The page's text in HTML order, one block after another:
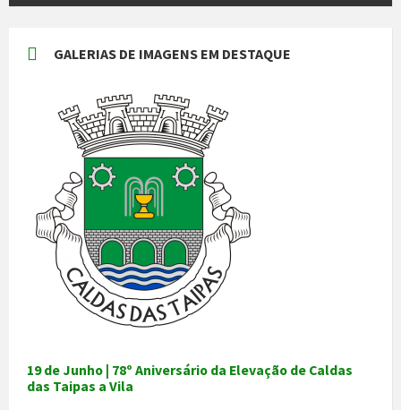
GALERIAS DE IMAGENS EM DESTAQUE
19 de Junho | 78º Aniversário da Elevação de Caldas
das Taipas a Vila